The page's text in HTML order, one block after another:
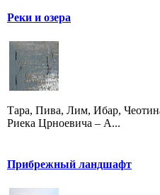
Реки и озера
Тара, Пива, Лим, Ибар,
Риека Црноевича – А...
Прибрежный ландшафт